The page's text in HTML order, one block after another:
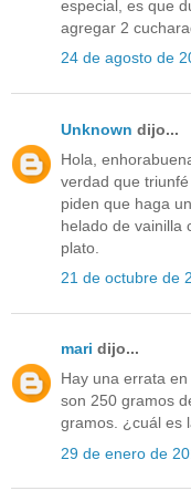
especial, es que
agregar 2
24 de agosto de
Unknown dijo...
Hola,
verdad que
piden que haga
helado de vainilla
plato.
21 de octubre de
mari dijo...
Hay una errata
son 250 gramos
gramos. ¿cuál es
29 de enero de